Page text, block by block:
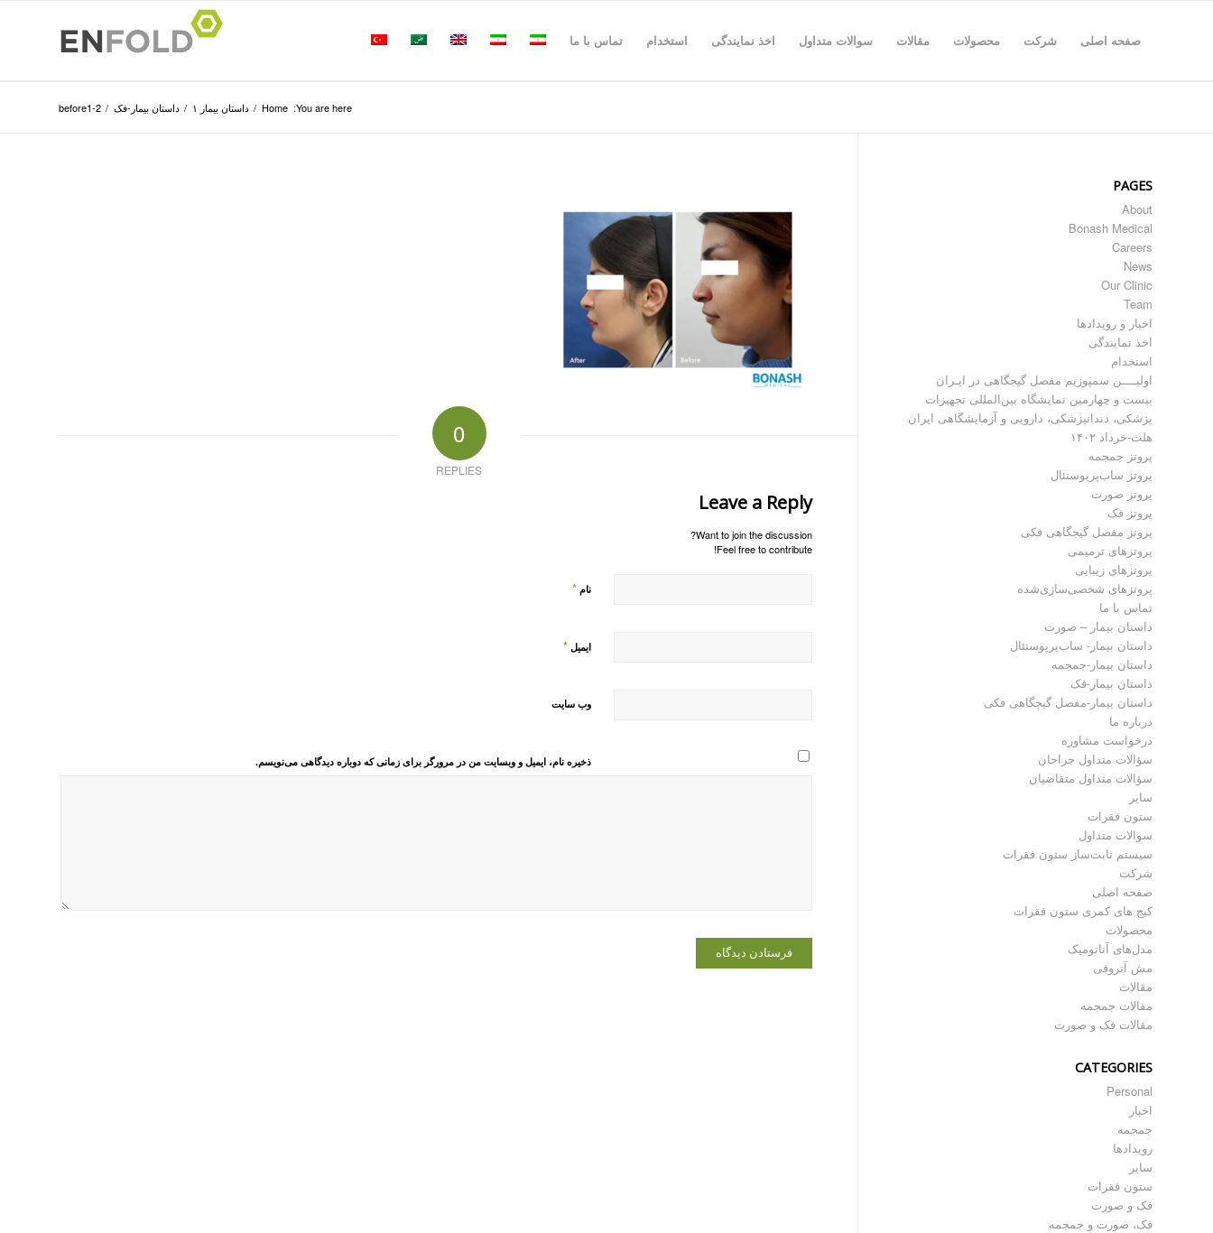
صفحه اصلی شرکت محصولات مقالات سوالات متداول اخذ نمایندگی استخدام تماس با ما
You are here:
Home
/ داستان بیمار ۱ / داستان بیمار-فک /
before1-2
0
REPLIES
Leave a Reply
Want to join the discussion?
Feel free to contribute!
نام *
ایمیل *
وب‌ سایت
ذخیره نام، ایمیل و وبسایت من در مرورگر برای زمانی که دوباره دیدگاهی می‌نویسم.
PAGES
About
Bonash Medical
Careers
News
Our Clinic
Team
اخبار و رویدادها
اخذ نمایندگی
استخدام
اولیــــن سمپوزیم مفصل گیجگاهی در ایـران
بیست و چهارمین نمایشگاه بین‌المللی تجهیزات
پزشکی، دندانپزشکی، دارویی و آزمایشگاهی ایران
هلث-خرداد ۱۴۰۲
پروتز جمجمه
پروتز ساب‌پریوستئال
پروتز صورت
پروتز فک
پروتز مفصل گیجگاهی فکی
پروتز‌های ترمیمی
پروتزهای زیبایی
پروتزهای شخصی‌سازی‌شده
تماس با ما
داستان بیمار – صورت
داستان بیمار- ساب‌پریوستئال
داستان بیمار-جمجمه
داستان بیمار-فک
داستان بیمار-مفصل گیجگاهی فکی
درباره ما
درخواست مشاوره
سؤالات متداول جراحان
سؤالات متداول متقاضیان
سایر
ستون فقرات
سوالات متداول
سیستم ثابت‌ساز ستون فقرات
شرکت
صفحه اصلی
کیج های کمری ستون فقرات
محصولات
مدل‌های آناتومیک
مش آتروفی
مقالات
مقالات جمجمه
مقالات فک و صورت
CATEGORIES
Personal
اخبار
جمجمه
رویدادها
سایر
ستون فقرات
فک و صورت
فک، صورت و جمجمه